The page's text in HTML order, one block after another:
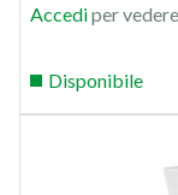
Accediper
Disponibile